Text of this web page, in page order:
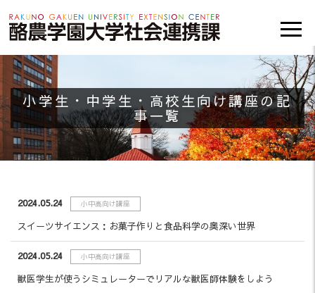
小学生・中学生・高校生向け講座の記
事一覧
2024.05.24 小中高向け講座
スイーツサイエンス：お菓子作りと食品科学の奥深い世界
2024.05.24 小中高向け講座
獣医学生が使うシミュレーターでリアルな獣医師体験をしよう